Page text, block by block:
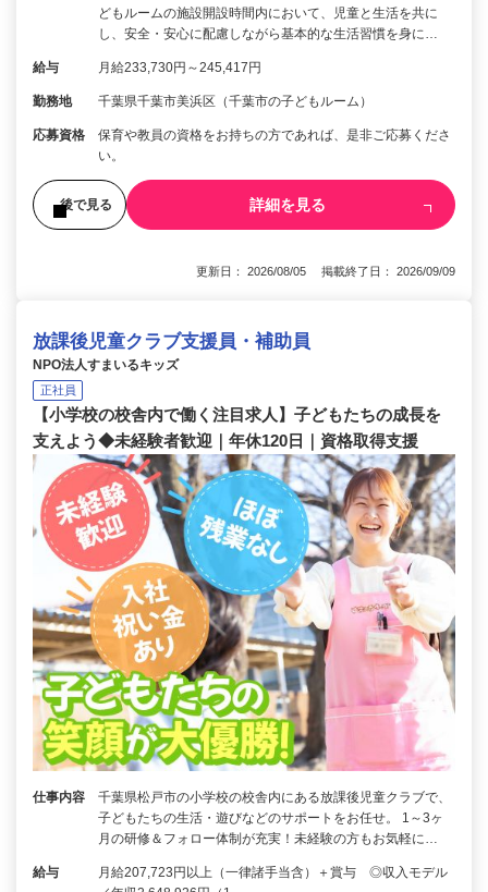
どもルームの施設開設時間内において、児童と生活を共に
し、安全・安心に配慮しながら基本的な生活習慣を身に…
給与 月給233,730円～245,417円
勤務地 千葉県千葉市美浜区（千葉市の子どもルーム）
応募資格
保育や教員の資格をお持ちの方であれば、是非ご応募くださ
い。
後で見る 詳細を見る
更新日： 2026/08/05 掲載終了日： 2026/09/09
放課後児童クラブ支援員・補助員
NPO法人すまいるキッズ
正社員
【小学校の校舎内で働く注目求人】子どもたちの成長を
支えよう◆未経験者歓迎｜年休120日｜資格取得支援
仕事内容
千葉県松戸市の小学校の校舎内にある放課後児童クラブで、
子どもたちの生活・遊びなどのサポートをお任せ。 1～3ヶ
月の研修＆フォロー体制が充実！未経験の方もお気軽に…
給与
月給207,723円以上（一律諸手当含）＋賞与 ◎収入モデル